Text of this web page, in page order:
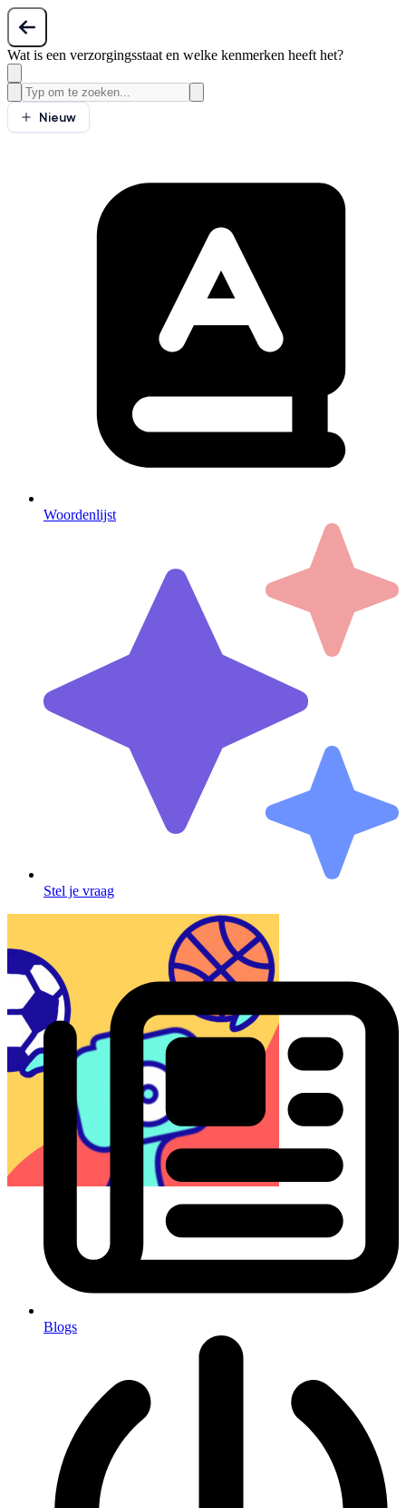
Wat is een verzorgingsstaat en welke kenmerken heeft het?
Nieuw
Woordenlijst
Stel je vraag
Blogs